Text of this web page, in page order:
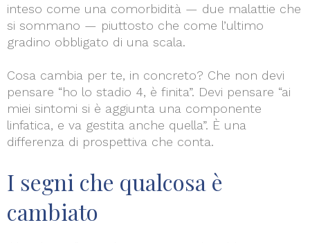
inteso come una comorbidità — due malattie che
si sommano — piuttosto che come l’ultimo
gradino obbligato di una scala.
Cosa cambia per te, in concreto? Che non devi
pensare “ho lo stadio 4, è finita”. Devi pensare “ai
miei sintomi si è aggiunta una componente
linfatica, e va gestita anche quella”. È una
differenza di prospettiva che conta.
I segni che qualcosa è
cambiato